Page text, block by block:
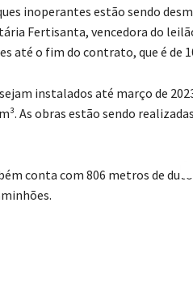
inoperantes estão sendo
Fertisanta, vencedora do
até o fim do contrato, que é de
instalados até março de
As obras estão sendo
conta com 806 metros de